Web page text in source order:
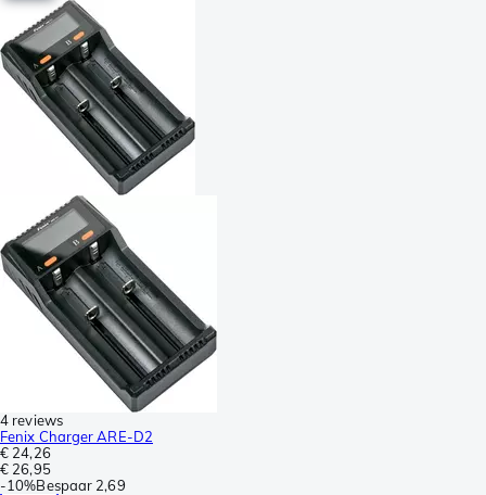
4 reviews
Fenix Charger ARE-D2
€ 24,26
€ 26,95
-10%Bespaar 2,69